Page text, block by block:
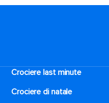
Crociere last minute
Crociere di natale​